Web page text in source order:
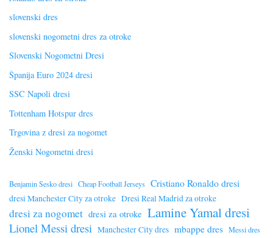
slovenski dres
slovenski nogometni dres za otroke
Slovenski Nogometni Dresi
Španija Euro 2024 dresi
SSC Napoli dresi
Tottenham Hotspur dres
Trgovina z dresi za nogomet
Ženski Nogometni dresi
Benjamin Sesko dresi Cheap Football Jerseys Cristiano Ronaldo dresi
dresi Manchester City za otroke Dresi Real Madrid za otroke
dresi za nogomet dresi za otroke Lamine Yamal dresi
Lionel Messi dresi Manchester City dres mbappe dres Messi dres